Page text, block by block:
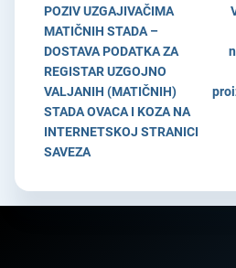
POZIV UZGAJIVAČIMA
MATIČNIH STADA –
DOSTAVA PODATKA ZA
REGISTAR UZGOJNO
VALJANIH (MATIČNIH)
STADA OVACA I KOZA NA
INTERNETSKOJ STRANICI
SAVEZA